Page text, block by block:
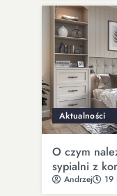
Aktualności
O czym
sypialni z
Andrzej 19